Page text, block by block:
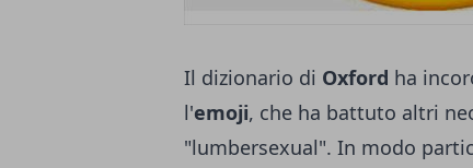
Il dizionario di Oxford ha
l'emoji, che ha battuto altri
"lumbersexual". In modo